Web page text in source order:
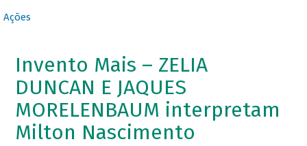
Ações
Invento Mais – ZELIA
DUNCAN E JAQUES
MORELENBAUM interpretam
Milton Nascimento